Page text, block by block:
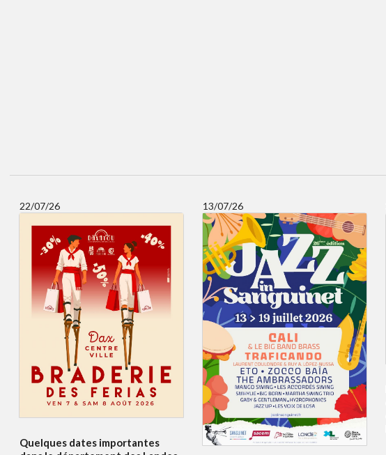
22/07/26
Quelques dates importantes
13/07/26